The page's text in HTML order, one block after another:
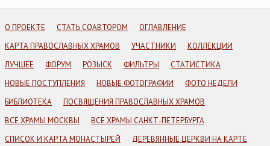
О ПРОЕКТЕ СТАТЬ СОАВТОРОМ
ОГЛАВЛЕНИЕ
КАРТА ПРАВОСЛАВНЫХ ХРАМОВ
УЧАСТНИКИ
КОЛЛЕКЦИИ
ЛУЧШЕЕ
ФОРУМ РОЗЫСК ФИЛЬТРЫ
СТАТИСТИКА
НОВЫЕ ПОСТУПЛЕНИЯ
НОВЫЕ ФОТОГРАФИИ
ФОТО НЕДЕЛИ
БИБЛИОТЕКА
ПОСВЯЩЕНИЯ ПРАВОСЛАВНЫХ ХРАМОВ
ВСЕ ХРАМЫ МОСКВЫ
ВСЕ ХРАМЫ САНКТ-ПЕТЕРБУРГА
СПИСОК И КАРТА МОНАСТЫРЕЙ
ДЕРЕВЯННЫЕ ЦЕРКВИ НА КАРТЕ